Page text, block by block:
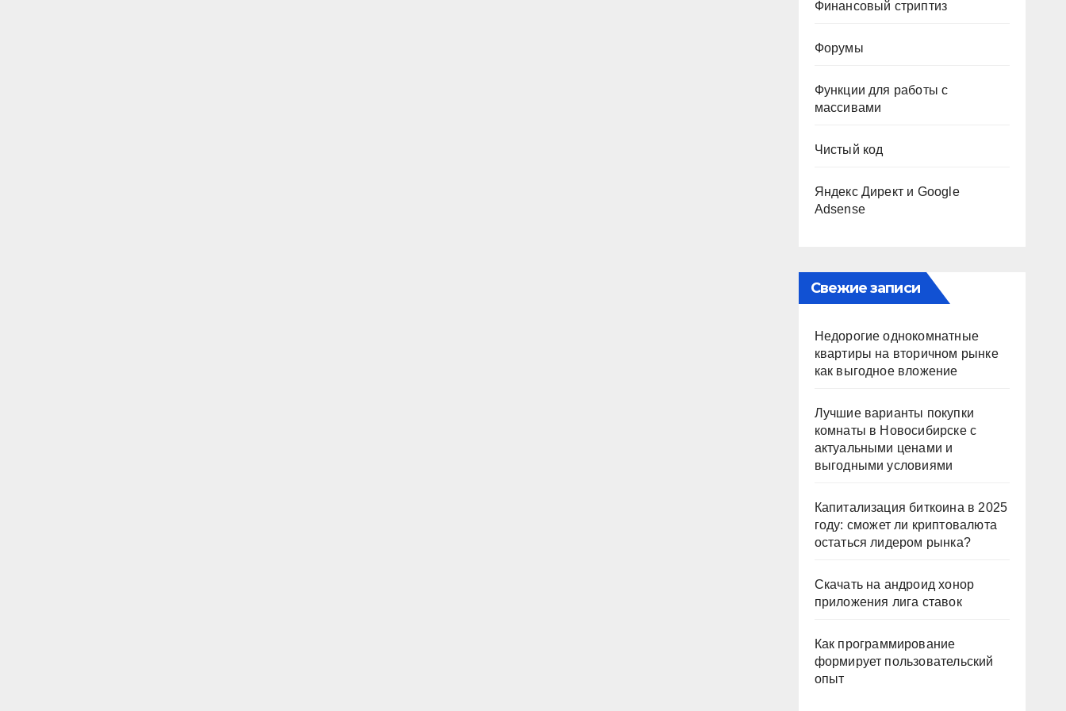
Финансовый стриптиз
Форумы
Функции для работы с
массивами
Чистый код
Яндекс Директ и Google
Adsense
Свежие записи
Недорогие однокомнатные
квартиры на вторичном рынке
как выгодное вложение
Лучшие варианты покупки
комнаты в Новосибирске с
актуальными ценами и
выгодными условиями
Капитализация биткоина в 2025
году: сможет ли криптовалюта
остаться лидером рынка?
Скачать на андроид хонор
приложения лига ставок
Как программирование
формирует пользовательский
опыт